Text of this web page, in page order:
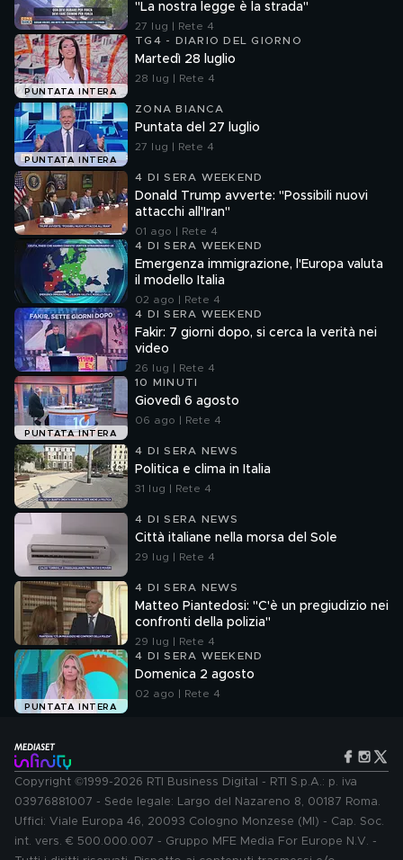
"La nostra legge è la strada"
27 lug | Rete 4
PUNTATA INTERA
TG4 - DIARIO DEL GIORNO
Martedì 28 luglio
28 lug | Rete 4
PUNTATA INTERA
ZONA BIANCA
Puntata del 27 luglio
27 lug | Rete 4
4 DI SERA WEEKEND
Donald Trump avverte: "Possibili nuovi
attacchi all'Iran"
01 ago | Rete 4
4 DI SERA WEEKEND
Emergenza immigrazione, l'Europa valuta
il modello Italia
02 ago | Rete 4
4 DI SERA WEEKEND
Fakir: 7 giorni dopo, si cerca la verità nei
video
26 lug | Rete 4
PUNTATA INTERA
10 MINUTI
Giovedì 6 agosto
06 ago | Rete 4
4 DI SERA NEWS
Politica e clima in Italia
31 lug | Rete 4
4 DI SERA NEWS
Città italiane nella morsa del Sole
29 lug | Rete 4
4 DI SERA NEWS
Matteo Piantedosi: "C'è un pregiudizio nei
confronti della polizia"
29 lug | Rete 4
PUNTATA INTERA
4 DI SERA WEEKEND
Domenica 2 agosto
02 ago | Rete 4
Copyright ©1999-2026 RTI Business Digital - RTI S.p.A.: p. iva
03976881007 - Sede legale: Largo del Nazareno 8, 00187 Roma.
Uffici: Viale Europa 46, 20093 Cologno Monzese (MI) - Cap. Soc.
int. vers. € 500.000.007 - Gruppo MFE Media For Europe N.V. -